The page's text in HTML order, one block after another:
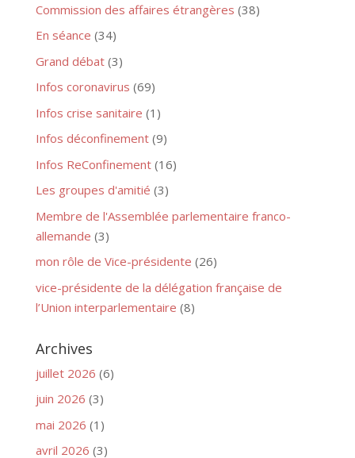
Commission des affaires étrangères (38)
En séance (34)
Grand débat(3)
Infos coronavirus (69)
Infos crise sanitaire (1)
Infos déconfinement(9)
Infos ReConfinement(16)
Les groupes d'amitié (3)
Membre de l'Assemblée parlementaire franco-
allemande (3)
mon rôle de Vice-présidente (26)
vice-présidente de la délégation française de
l’Union interparlementaire (8)
Archives
juillet 2026 (6)
juin 2026 (3)
mai 2026 (1)
avril 2026 (3)